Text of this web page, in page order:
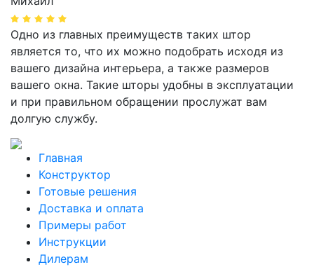
Одно из главных преимуществ таких штор
является то, что их можно подобрать исходя из
вашего дизайна интерьера, а также размеров
вашего окна. Такие шторы удобны в эксплуатации
и при правильном обращении прослужат вам
долгую службу.
Главная
Конструктор
Готовые решения
Доставка и оплата
Примеры работ
Инструкции
Дилерам